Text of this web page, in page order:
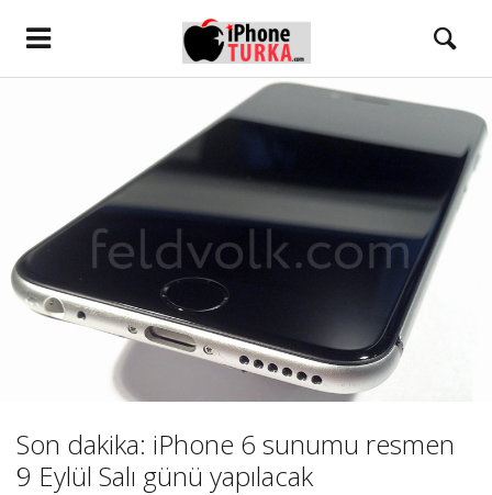
Son dakika: iPhone 6 sunumu resmen
9 Eylül Salı günü yapılacak